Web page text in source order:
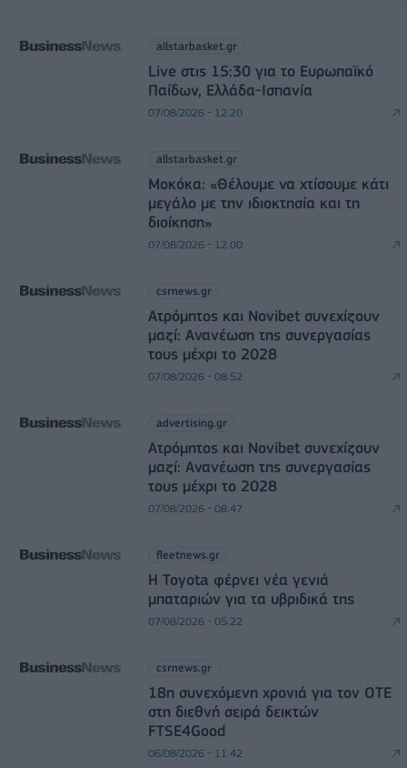
allstarbasket.gr
Live στις 15:30 για το Ευρωπαϊκό
Παίδων, Ελλάδα-Ισπανία
07/08/2026 - 12:20
allstarbasket.gr
Μοκόκα: «Θέλουμε να χτίσουμε κάτι
μεγάλο με την ιδιοκτησία και τη
διοίκηση»
07/08/2026 - 12:00
csrnews.gr
Ατρόμητος και Novibet συνεχίζουν
μαζί: Ανανέωση της συνεργασίας
τους μέχρι το 2028
07/08/2026 - 08:52
advertising.gr
Ατρόμητος και Novibet συνεχίζουν
μαζί: Ανανέωση της συνεργασίας
τους μέχρι το 2028
07/08/2026 - 08:47
fleetnews.gr
Η Toyota φέρνει νέα γενιά
μπαταριών για τα υβριδικά της
07/08/2026 - 05:22
csrnews.gr
18η συνεχόμενη χρονιά για τον ΟΤΕ
στη διεθνή σειρά δεικτών
FTSE4Good
06/08/2026 - 11:42